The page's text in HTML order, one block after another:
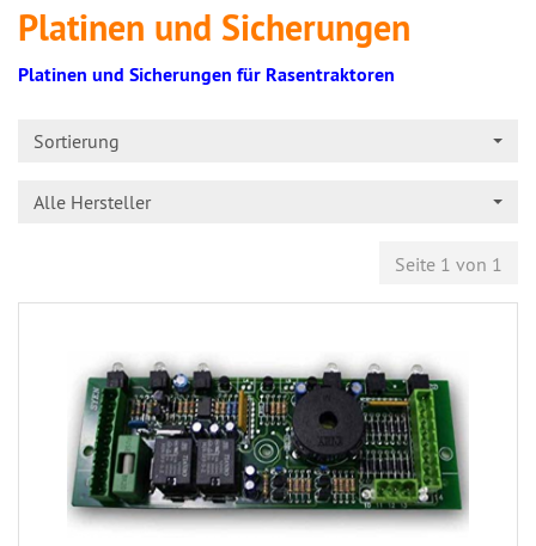
Platinen und Sicherungen
Platinen und Sicherungen für Rasentraktoren
Sortierung
Alle Hersteller
Seite 1 von 1